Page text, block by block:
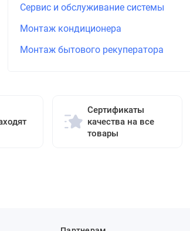
Сервис и обслуживание системы
Монтаж кондиционера
Монтаж бытового рекуператора
Сертификаты
качества на все
товары